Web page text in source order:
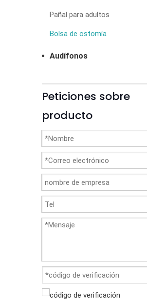
Pañal para adultos
Bolsa de ostomía
Audífonos
Peticiones sobre
producto